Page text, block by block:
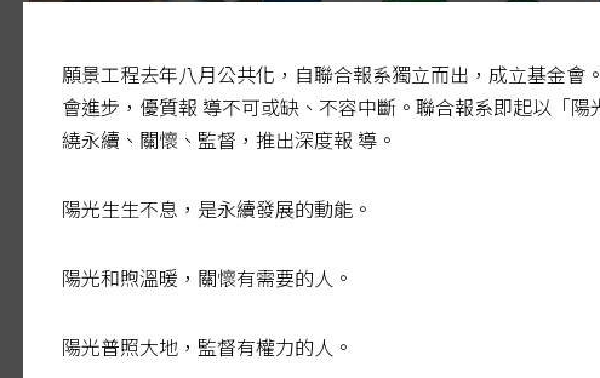
第二層健保 補足保障缺口
願景工程去年八月公共化，自聯合報系獨立而出，成立基金會
會進步，優質報 導不可或缺、不容中斷。聯合報系即起以「陽
繞永續、關懷、監督，推出深度報 導。
陽光生生不息，是永續發展的動能。
陽光和煦溫暖，關懷有需要的人。
陽光普照大地，監督有權力的人。